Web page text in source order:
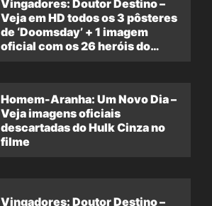
Vingadores: Doutor Destino –
Veja em HD todos os 3 pôsteres
de ‘Doomsday’ + 1 imagem
oficial com os 26 heróis do
Homem-Aranha: Um Novo Dia –
Veja imagens oficiais
descartadas do Hulk Cinza no
filme
Vingadores: Doutor Destino –